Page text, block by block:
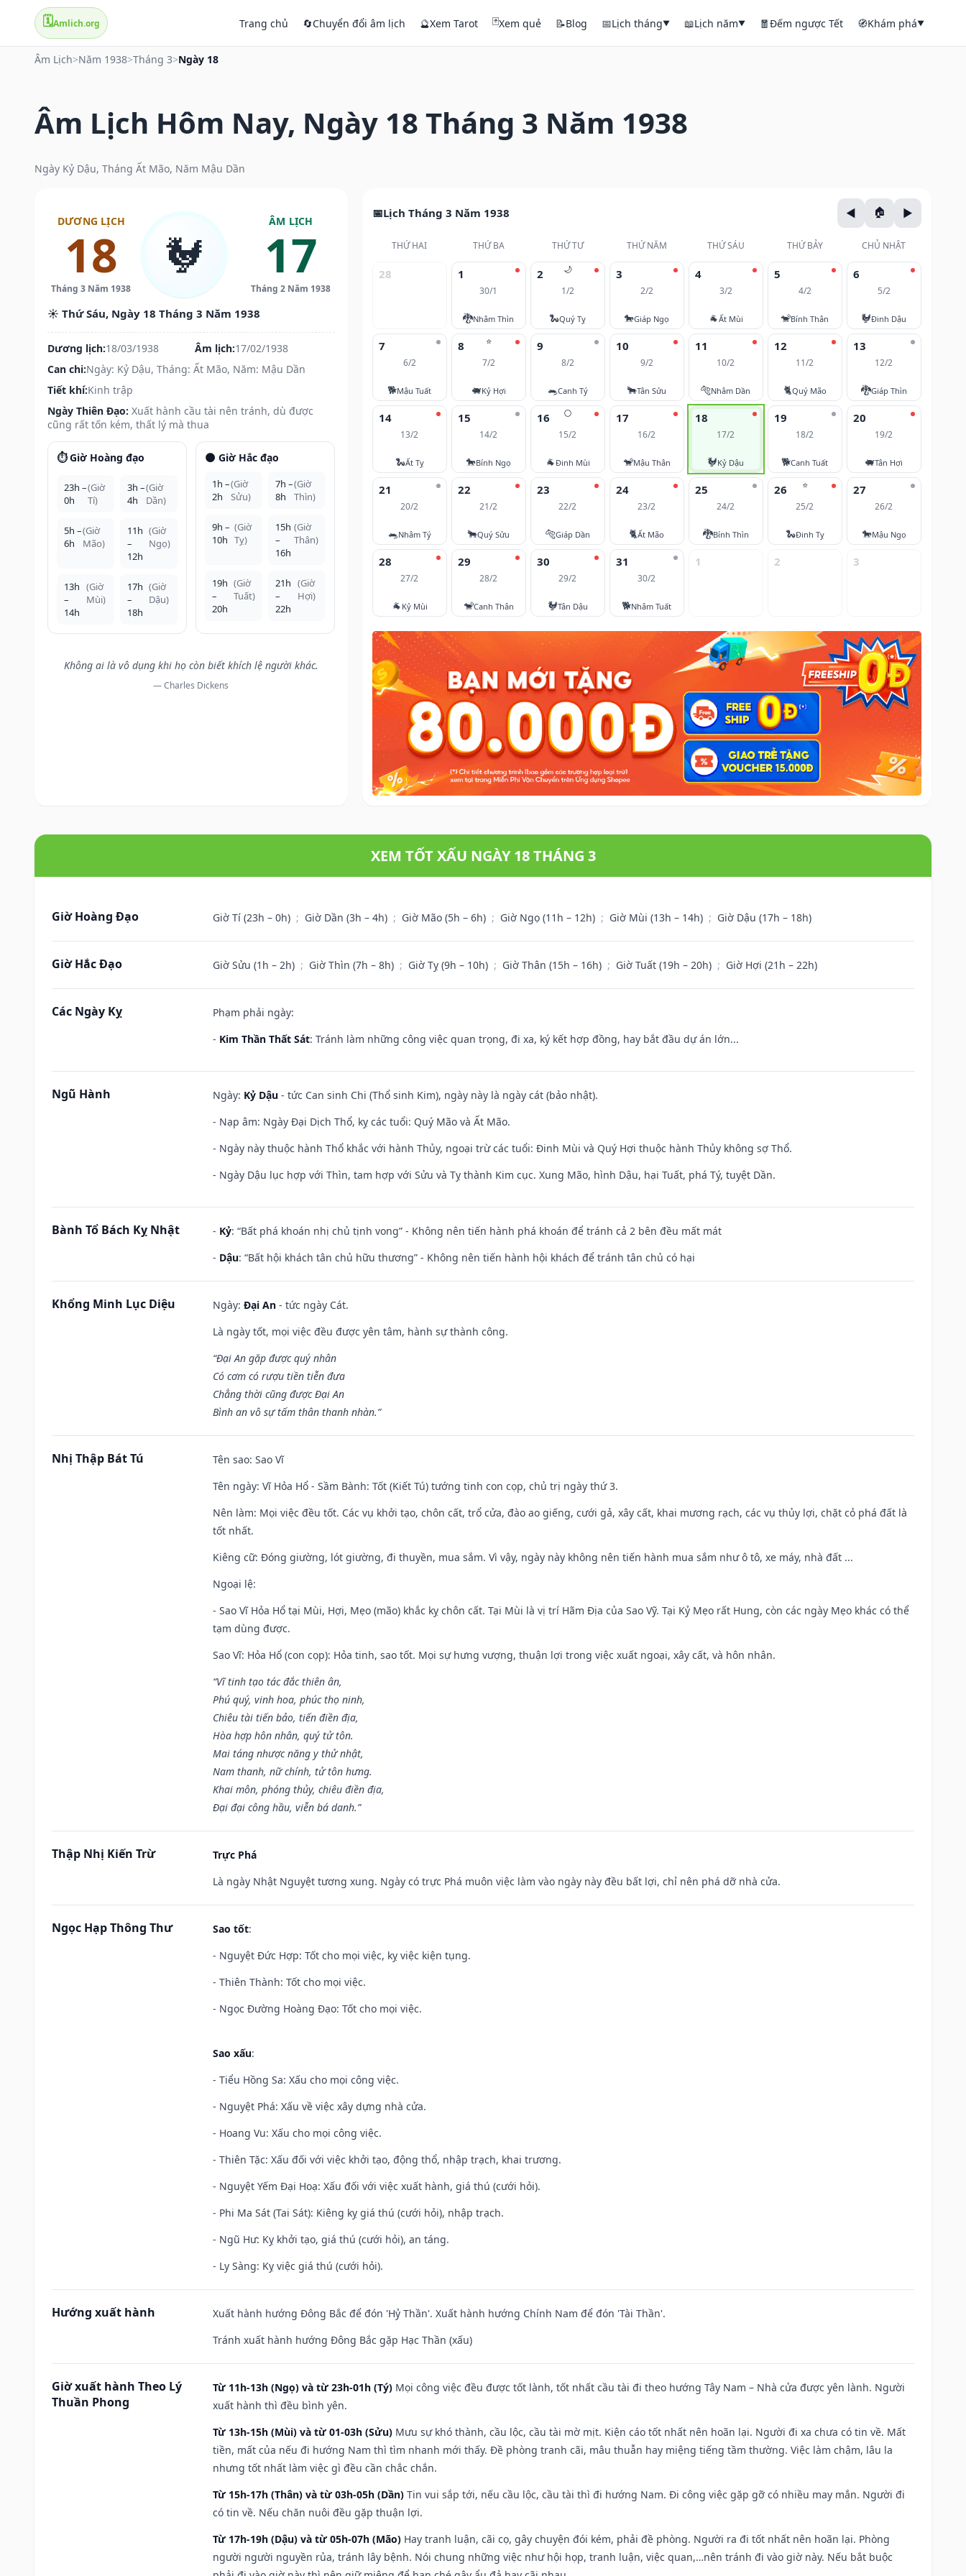
🗓️Amlich.org Trang chủ 🔄Chuyển đổi âm lịch 🔮Xem Tarot 🃏Xem quẻ 📝Blog 📅Lịch tháng▼ 📖Lịch năm▼ 🧧Đếm ngược Tết 🧭Khám phá▼
Âm Lịch>Năm 1938>Tháng 3>Ngày 18
Âm Lịch Hôm Nay, Ngày 18 Tháng 3 Năm 1938
Ngày Kỷ Dậu, Tháng Ất Mão, Năm Mậu Dần
DƯƠNG LỊCH
18
Tháng 3 Năm 1938
🐓
ÂM LỊCH
17
Tháng 2 Năm 1938
☀️ Thứ Sáu, Ngày 18 Tháng 3 Năm 1938
Dương lịch:18/03/1938 Âm lịch:17/02/1938
Can chi:Ngày: Kỷ Dậu, Tháng: Ất Mão, Năm: Mậu Dần
Tiết khí:Kinh trập
Ngày Thiên Đạo: Xuất hành cầu tài nên tránh, dù được
cũng rất tốn kém, thất lý mà thua
⏱️ Giờ Hoàng đạo
23h –
0h
(Giờ
Tí)
3h –
4h
(Giờ
Dần)
5h –
6h
(Giờ
Mão)
11h
–
12h
(Giờ
Ngọ)
13h
–
14h
(Giờ
Mùi)
17h
–
18h
(Giờ
Dậu)
🌑 Giờ Hắc đạo
1h –
2h
(Giờ
Sửu)
7h –
8h
(Giờ
Thìn)
9h –
10h
(Giờ
Tỵ)
15h
–
16h
(Giờ
Thân)
19h
–
20h
(Giờ
Tuất)
21h
–
22h
(Giờ
Hợi)
Không ai là vô dụng khi họ còn biết khích lệ người khác.
— Charles Dickens
Lịch Tháng 3 Năm 1938
THỨ HAI THỨ BA THỨ TƯ THỨ NĂM THỨ SÁU THỨ BẢY CHỦ NHẬT
28 1
30/1
🐉Nhâm Thìn
🌙
2
1/2
🐍Quý Tỵ
3
2/2
🐎Giáp Ngọ
4
3/2
🐐Ất Mùi
5
4/2
🐒Bính Thân
6
5/2
🐓Đinh Dậu
7
6/2
🐕Mậu Tuất
⭐
8
7/2
🐖Kỷ Hợi
9
8/2
🐀Canh Tý
10
9/2
🐂Tân Sửu
11
10/2
🐅Nhâm Dần
12
11/2
🐈Quý Mão
13
12/2
🐉Giáp Thìn
14
13/2
🐍Ất Tỵ
15
14/2
🐎Bính Ngọ
🌕
16
15/2
🐐Đinh Mùi
17
16/2
🐒Mậu Thân
18
17/2
🐓Kỷ Dậu
19
18/2
🐕Canh Tuất
20
19/2
🐖Tân Hợi
21
20/2
🐀Nhâm Tý
22
21/2
🐂Quý Sửu
23
22/2
🐅Giáp Dần
24
23/2
🐈Ất Mão
25
24/2
🐉Bính Thìn
⭐
26
25/2
🐍Đinh Tỵ
27
26/2
🐎Mậu Ngọ
28
27/2
🐐 Kỷ Mùi
29
28/2
🐒Canh Thân
30
29/2
🐓Tân Dậu
31
30/2
🐕Nhâm Tuất
1 2 3
XEM TỐT XẤU NGÀY 18 THÁNG 3
Giờ Hoàng Đạo Giờ Tí (23h – 0h) ; Giờ Dần (3h – 4h) ; Giờ Mão (5h – 6h) ; Giờ Ngọ (11h – 12h) ; Giờ Mùi (13h – 14h) ; Giờ Dậu (17h – 18h)
Giờ Hắc Đạo Giờ Sửu (1h – 2h) ; Giờ Thìn (7h – 8h) ; Giờ Tỵ (9h – 10h) ; Giờ Thân (15h – 16h) ; Giờ Tuất (19h – 20h) ; Giờ Hợi (21h – 22h)
Các Ngày Kỵ
Phạm phải ngày:
- Kim Thần Thất Sát: Tránh làm những công việc quan trọng, đi xa, ký kết hợp đồng, hay bắt đầu dự án lớn...
Ngũ Hành Ngày: Kỷ Dậu - tức Can sinh Chi (Thổ sinh Kim), ngày này là ngày cát (bảo nhật).
- Nạp âm: Ngày Đại Dịch Thổ, kỵ các tuổi: Quý Mão và Ất Mão.
- Ngày này thuộc hành Thổ khắc với hành Thủy, ngoại trừ các tuổi: Đinh Mùi và Quý Hợi thuộc hành Thủy không sợ Thổ.
- Ngày Dậu lục hợp với Thìn, tam hợp với Sửu và Tỵ thành Kim cục. Xung Mão, hình Dậu, hại Tuất, phá Tý, tuyệt Dần.
Bành Tổ Bách Kỵ Nhật - Kỷ: “Bất phá khoán nhị chủ tịnh vong” - Không nên tiến hành phá khoán để tránh cả 2 bên đều mất mát
- Dậu: “Bất hội khách tân chủ hữu thương” - Không nên tiến hành hội khách để tránh tân chủ có hại
Khổng Minh Lục Diệu Ngày: Đại An - tức ngày Cát.
Là ngày tốt, mọi việc đều được yên tâm, hành sự thành công.
“Đại An gặp được quý nhân
Có cơm có rượu tiền tiễn đưa
Chẳng thời cũng được Đại An
Bình an vô sự tấm thân thanh nhàn.”
Nhị Thập Bát Tú Tên sao: Sao Vĩ
Tên ngày: Vĩ Hỏa Hổ - Sầm Bành: Tốt (Kiết Tú) tướng tinh con cọp, chủ trị ngày thứ 3.
Nên làm: Mọi việc đều tốt. Các vụ khởi tạo, chôn cất, trổ cửa, đào ao giếng, cưới gả, xây cất, khai mương rạch, các vụ thủy lợi, chặt cỏ phá đất là
tốt nhất.
Kiêng cữ: Đóng giường, lót giường, đi thuyền, mua sắm. Vì vậy, ngày này không nên tiến hành mua sắm như ô tô, xe máy, nhà đất ...
Ngoại lệ:
- Sao Vĩ Hỏa Hổ tại Mùi, Hợi, Mẹo (mão) khắc kỵ chôn cất. Tại Mùi là vị trí Hãm Địa của Sao Vỹ. Tại Kỷ Mẹo rất Hung, còn các ngày Mẹo khác có thể
tạm dùng được.
Sao Vĩ: Hỏa Hổ (con cọp): Hỏa tinh, sao tốt. Mọi sự hưng vượng, thuận lợi trong việc xuất ngoại, xây cất, và hôn nhân.
“Vĩ tinh tạo tác đắc thiên ân,
Phú quý, vinh hoa, phúc thọ ninh,
Chiêu tài tiến bảo, tiến điền địa,
Hòa hợp hôn nhân, quý tử tôn.
Mai táng nhược năng y thử nhật,
Nam thanh, nữ chính, tử tôn hưng.
Khai môn, phóng thủy, chiêu điền địa,
Đại đại công hầu, viễn bá danh.”
Thập Nhị Kiến Trừ
Trực Phá
Là ngày Nhật Nguyệt tương xung. Ngày có trực Phá muôn việc làm vào ngày này đều bất lợi, chỉ nên phá dỡ nhà cửa.
Ngọc Hạp Thông Thư Sao tốt:
- Nguyệt Đức Hợp: Tốt cho mọi việc, kỵ việc kiện tụng.
- Thiên Thành: Tốt cho mọi việc.
- Ngọc Đường Hoàng Đạo: Tốt cho mọi việc.
Sao xấu:
- Tiểu Hồng Sa: Xấu cho mọi công việc.
- Nguyệt Phá: Xấu về việc xây dựng nhà cửa.
- Hoang Vu: Xấu cho mọi công việc.
- Thiên Tặc: Xấu đối với việc khởi tạo, động thổ, nhập trạch, khai trương.
- Nguyệt Yếm Đại Hoạ: Xấu đối với việc xuất hành, giá thú (cưới hỏi).
- Phi Ma Sát (Tai Sát): Kiêng kỵ giá thú (cưới hỏi), nhập trạch.
- Ngũ Hư: Kỵ khởi tạo, giá thú (cưới hỏi), an táng.
- Ly Sàng: Kỵ việc giá thú (cưới hỏi).
Hướng xuất hành
Xuất hành hướng Đông Bắc để đón 'Hỷ Thần'. Xuất hành hướng Chính Nam để đón 'Tài Thần'.
Tránh xuất hành hướng Đông Bắc gặp Hạc Thần (xấu)
Giờ xuất hành Theo Lý
Thuần Phong
Từ 11h-13h (Ngọ) và từ 23h-01h (Tý) Mọi công việc đều được tốt lành, tốt nhất cầu tài đi theo hướng Tây Nam – Nhà cửa được yên lành. Người
xuất hành thì đều bình yên.
Từ 13h-15h (Mùi) và từ 01-03h (Sửu) Mưu sự khó thành, cầu lộc, cầu tài mờ mịt. Kiện cáo tốt nhất nên hoãn lại. Người đi xa chưa có tin về. Mất
tiền, mất của nếu đi hướng Nam thì tìm nhanh mới thấy. Đề phòng tranh cãi, mâu thuẫn hay miệng tiếng tầm thường. Việc làm chậm, lâu la
nhưng tốt nhất làm việc gì đều cần chắc chắn.
Từ 15h-17h (Thân) và từ 03h-05h (Dần) Tin vui sắp tới, nếu cầu lộc, cầu tài thì đi hướng Nam. Đi công việc gặp gỡ có nhiều may mắn. Người đi
có tin về. Nếu chăn nuôi đều gặp thuận lợi.
Từ 17h-19h (Dậu) và từ 05h-07h (Mão) Hay tranh luận, cãi cọ, gây chuyện đói kém, phải đề phòng. Người ra đi tốt nhất nên hoãn lại. Phòng
người người nguyền rủa, tránh lây bệnh. Nói chung những việc như hội họp, tranh luận, việc quan,…nên tránh đi vào giờ này. Nếu bắt buộc